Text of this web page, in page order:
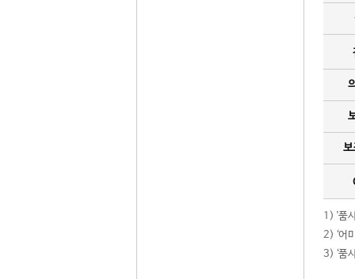
보
1) '품
2) ‘어
3) ‘품